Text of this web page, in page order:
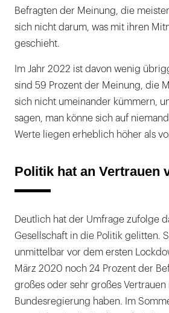
Befragten der Meinung, die
sich nicht darum, was mit ihren
geschieht.
Im Jahr 2022 ist davon wenig
sind 59 Prozent der Meinung, die
sich nicht umeinander kümmern,
sagen, man könne sich auf
Werte liegen erheblich höher als
Politik hat an Vertrauen
Deutlich hat der Umfrage zufolge
Gesellschaft in die Politik gelitten.
unmittelbar vor dem ersten
März 2020 noch 24 Prozent der
großes oder sehr großes Vertrauen
Bundesregierung haben. Im